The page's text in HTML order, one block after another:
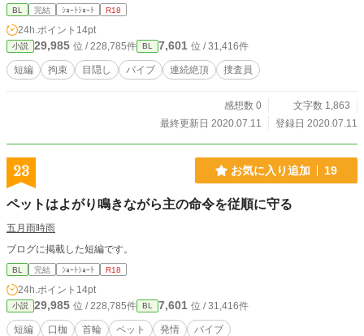
BL 完結 ｼｮｰﾄｼｮｰﾄ R18
24h.ポイント 14pt
小説 29,985 位 / 228,785件 BL 7,601 位 / 31,416件
短編 拘束 目隠し バイブ 連続絶頂 捜査員
感想数 0
文字数 1,863
最終更新日 2020.07.11
登録日 2020.07.11
23 お気に入り追加 19
ペットはよがり鳴きながら主の命令を従順に守る
五月雨時雨
ブログに掲載した短編です。
BL 完結 ｼｮｰﾄｼｮｰﾄ R18
24h.ポイント 14pt
小説 29,985 位 / 228,785件 BL 7,601 位 / 31,416件
短編 口枷 首輪 ペット 発情 バイブ